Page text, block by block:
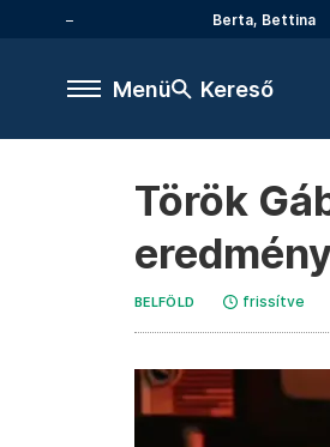
Berta, Bettina
Menü Kereső
Török
BELFÖLD frissítve